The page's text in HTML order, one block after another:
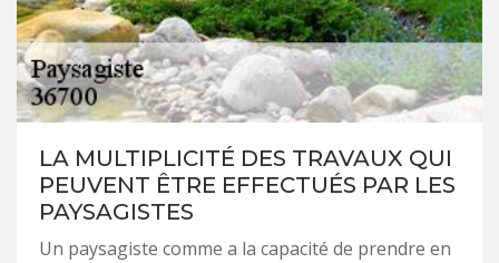
LA MULTIPLICITÉ DES TRAVAUX QUI
PEUVENT ÊTRE EFFECTUÉS PAR LES
PAYSAGISTES
Un paysagiste comme a la capacité de prendre en